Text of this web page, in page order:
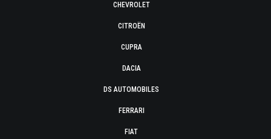
CHEVROLET
CITROËN
CUPRA
DACIA
DS AUTOMOBILES
FERRARI
FIAT